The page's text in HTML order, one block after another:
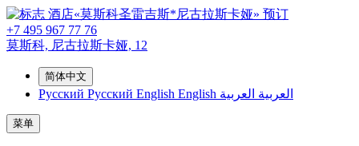
预订
+7 495 967 77 76
莫斯科, 尼古拉斯卡娅, 12
简体中文
Русский Русский English English العربية العربية
菜单